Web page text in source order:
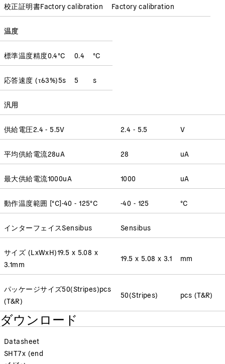
校正証明書Factory calibration Factory calibration
温度
標準温度精度0.4°C 0.4 °C
応答速度 (τ63%)5s 5 s
汎用
供給電圧2.4 - 5.5V 2.4 - 5.5 V
平均供給電流28uA 28 uA
最大供給電流1000uA 1000 uA
動作温度範囲 [°C]-40 - 125°C -40 - 125 °C
インターフェイスSensibus Sensibus
サイズ (LxWxH)19.5 x 5.08 x
3.1mm
19.5 x 5.08 x 3.1 mm
パッケージサイズ50(Stripes)pcs
(T&R)
50(Stripes) pcs (T&R)
ダウンロード
Datasheet
SHT7x (end